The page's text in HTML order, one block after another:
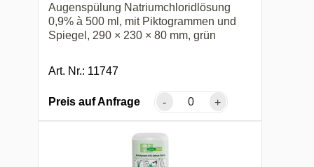
Augenspülung Natriumchloridlösung
0,9% à 500 ml, mit Piktogrammen und
Spiegel, 290 × 230 × 80 mm, grün
Art. Nr.: 11747
Preis auf Anfrage - +